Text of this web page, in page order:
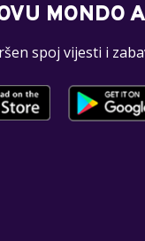
MONDO
spoj vijesti i